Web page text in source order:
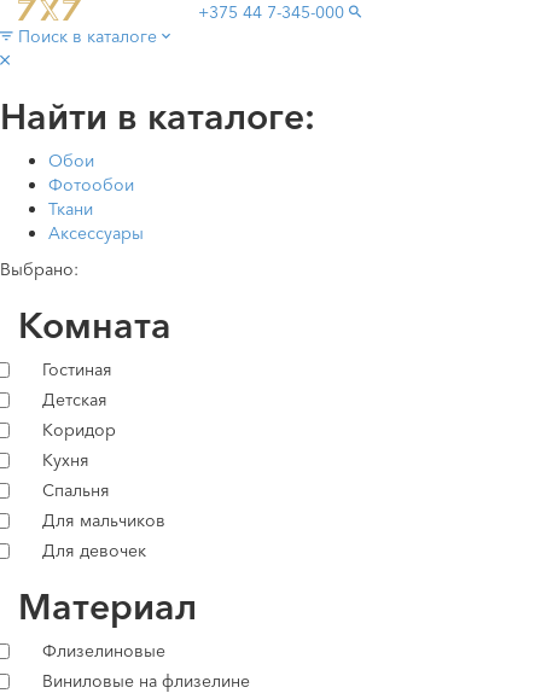
+375 44 7-345-000
Поиск в каталоге
Найти в каталоге:
Обои
Фотообои
Ткани
Аксессуары
Выбрано:
Комната
Гостиная
Детская
Коридор
Кухня
Спальня
Для мальчиков
Для девочек
Материал
Флизелиновые
Виниловые на флизелине